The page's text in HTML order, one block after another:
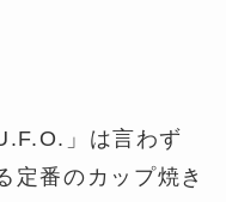
」は言わず
定番のカップ焼き